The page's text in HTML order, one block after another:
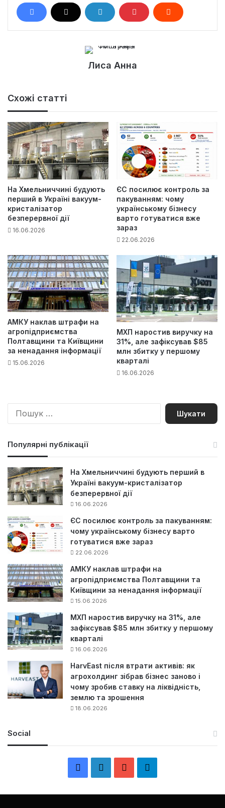
Лиса Анна
Схожі статті
На Хмельниччині будують
перший в Україні вакуум-
кристалізатор
безперервної дії
16.06.2026
ЄС посилює контроль за
пакуванням: чому
українському бізнесу
варто готуватися вже
зараз
22.06.2026
АМКУ наклав штрафи на
агропідприємства
Полтавщини та Київщини
за ненадання інформації
15.06.2026
МХП наростив виручку на
31%, але зафіксував $85
млн збитку у першому
кварталі
16.06.2026
П
Популярні публікації
На Хмельниччині будують перший в
Україні вакуум-кристалізатор
безперервної дії
16.06.2026
ЄС посилює контроль за пакуванням:
чому українському бізнесу варто
готуватися вже зараз
22.06.2026
АМКУ наклав штрафи на
агропідприємства Полтавщини та
Київщини за ненадання інформації
15.06.2026
МХП наростив виручку на 31%, але
зафіксував $85 млн збитку у першому
кварталі
16.06.2026
HarvEast після втрати активів: як
агрохолдинг зібрав бізнес заново і
чому зробив ставку на ліквідність,
землю та зрошення
18.06.2026
Social